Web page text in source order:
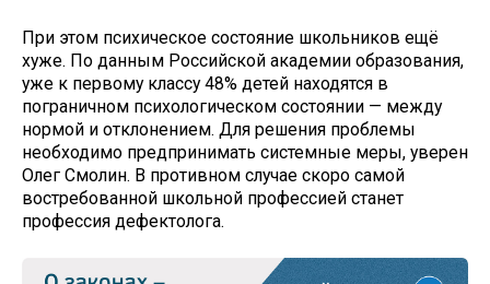
При этом психическое состояние школьников ещё
хуже. По данным Российской академии образования,
уже к первому классу 48% детей находятся в
пограничном психологическом состоянии — между
нормой и отклонением. Для решения проблемы
необходимо предпринимать системные меры, уверен
Олег Смолин. В противном случае скоро самой
востребованной школьной профессией станет
профессия дефектолога.